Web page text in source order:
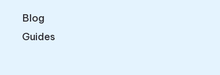
Blog
Guides